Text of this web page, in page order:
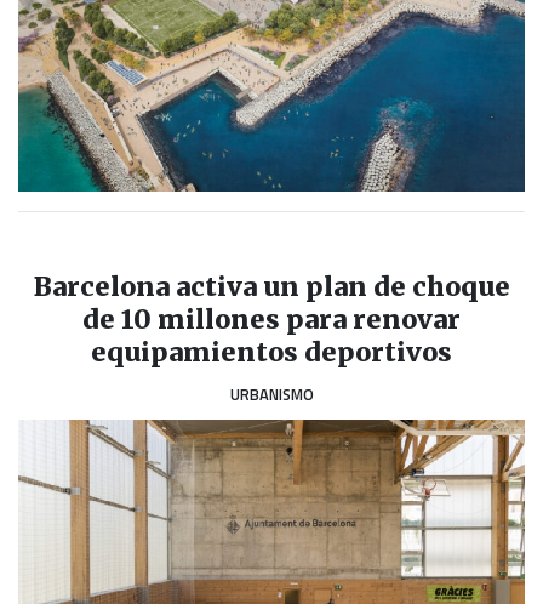
Barcelona activa un plan de choque
de 10 millones para renovar
equipamientos deportivos
URBANISMO